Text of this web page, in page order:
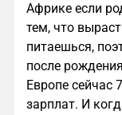
Африке если
тем, что
питаешься,
после
Европе сейчас
зарплат. И